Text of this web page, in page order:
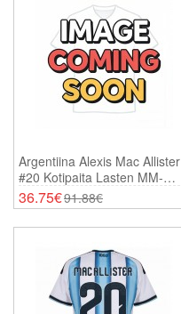
Argentiina Alexis Mac Allister
#20 Kotipaita Lasten MM-
Kisat 2026 Lyhythihainen (+
Shortsit)
36.75€91.88€